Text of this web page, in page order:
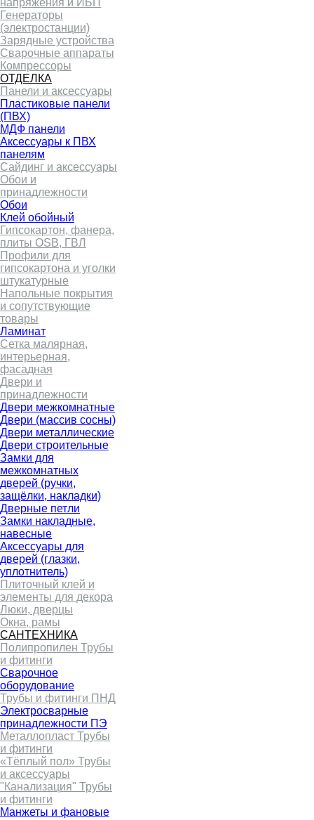
напряжения и ИБП
Генераторы
(электростанции)
Зарядные устройства
Сварочные аппараты
Компрессоры
ОТДЕЛКА
Панели и аксессуары
Пластиковые панели
(ПВХ)
МДФ панели
Аксессуары к ПВХ
панелям
Сайдинг и аксессуары
Обои и
принадлежности
Обои
Клей обойный
Гипсокартон, фанера,
плиты OSB, ГВЛ
Профили для
гипсокартона и уголки
штукатурные
Напольные покрытия
и сопутствующие
товары
Ламинат
Сетка малярная,
интерьерная,
фасадная
Двери и
принадлежности
Двери межкомнатные
Двери (массив сосны)
Двери металлические
Двери строительные
Замки для
межкомнатных
дверей (ручки,
защёлки, накладки)
Дверные петли
Замки накладные,
навесные
Аксессуары для
дверей (глазки,
уплотнитель)
Плиточный клей и
элементы для декора
Люки, дверцы
Окна, рамы
САНТЕХНИКА
Полипропилен Трубы
и фитинги
Сварочное
оборудование
Трубы и фитинги ПНД
Электросварные
принадлежности ПЭ
Металлопласт Трубы
и фитинги
«Тёплый пол» Трубы
и аксессуары
"Канализация" Трубы
и фитинги
Манжеты и фановые